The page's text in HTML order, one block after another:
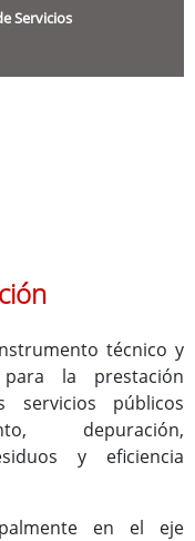
Turismo
y Patrimonio
en el Trabajo
Bienestar Social y
del Territorio
RESTAURA
Verde
Servicios
técnico y
la prestación
públicos
depuración,
y eficiencia
en el eje